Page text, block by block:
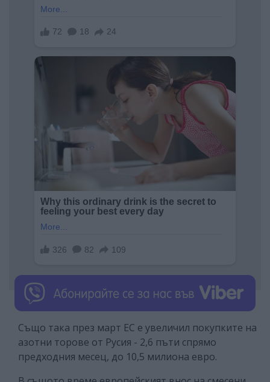
Също така през март ЕС е увеличил покупките на
азотни торове от Русия - 2,6 пъти спрямо
предходния месец, до 10,5 милиона евро.